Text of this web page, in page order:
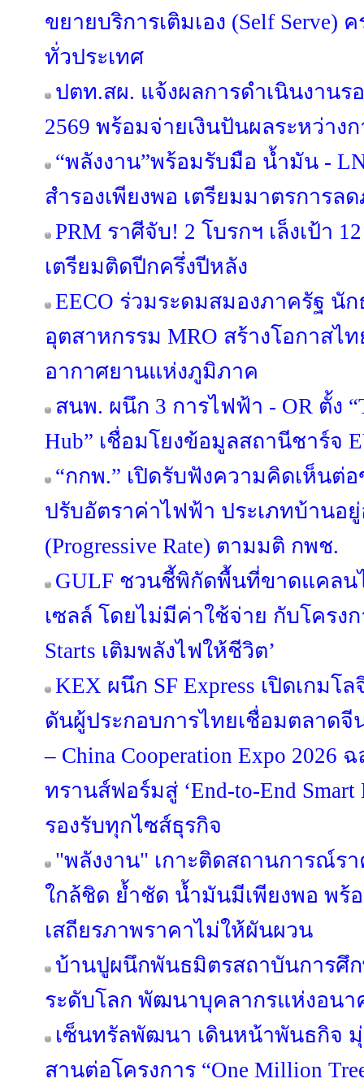
ขยายบริการเติมเอง (Self Serve)
ทั่วประเทศ
ปตท.สผ. แจ้งผลการดำเนินงานร
2569 พร้อมจ่ายเงินปันผลระหว่าง
“พลังงาน”พร้อมรับมือ น้ำมัน -
สำรองเพียงพอ เตรียมมาตรการล
PRM ราศีจับ! 2 โบรกฯ เล็งเป้า
เตรียมติดปีกครึ่งปีหลัง
EECO ร่วมระดมสมองภาครัฐ นั
อุตสาหกรรม MRO สร้างโอกาสไ
อากาศยานแห่งภูมิภาค
สนพ. ผนึก 3 การไฟฟ้า - OR ตั้ง
Hub” เชื่อมโยงข้อมูลสถานีชาร์จ
“กกพ.” เปิดรับฟังความคิดเห็นต่
ปรับอัตราค่าไฟฟ้า ประเภทบ้านอ
(Progressive Rate) ตามมติ กพช.
GULF ชวนชี้พิกัดพื้นที่ขาดแคลน
เซลล์ โดยไม่มีค่าใช้จ่าย กับโครงก
Starts เติมพลังไฟให้ชีวิต’
KEX ผนึก SF Express เปิดเกมโ
ดันผู้ประกอบการไทยเชื่อมตลาดจี
– China Cooperation Expo 2026
ทรานส์ฟอร์มสู่ ‘End-to-End Smart
รองรับทุกไซส์ธุรกิจ
"พลังงาน" เกาะติดสถานการณ์ร
ใกล้ชิด ย้ำชัด น้ำมันมีเพียงพอ พร้
เสถียรภาพราคาไม่ให้ผันผวน
บ้านปูผนึกพันธมิตรสถาบันการศึ
ระดับโลก พัฒนาบุคลากรแห่งอนา
เซ็นทรัลพัฒนา เดินหน้าพันธกิจ มุ่
สานต่อโครงการ “One Million